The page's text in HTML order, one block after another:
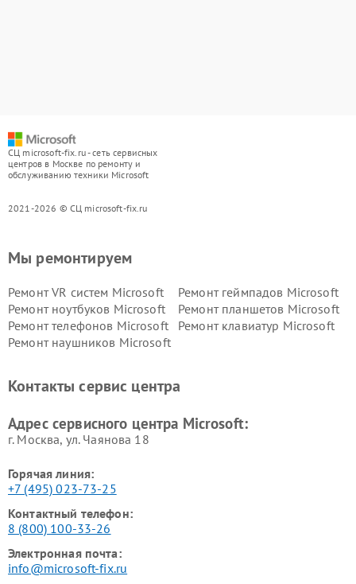
СЦ microsoft-fix.ru - сеть сервисных
центров в Москве по ремонту и
обслуживанию техники Microsoft
2021-2026 © СЦ microsoft-fix.ru
Мы ремонтируем
Ремонт VR систем Microsoft
Ремонт геймпадов Microsoft
Ремонт ноутбуков Microsoft
Ремонт планшетов Microsoft
Ремонт телефонов Microsoft
Ремонт клавиатур Microsoft
Ремонт наушников Microsoft
Контакты сервис центра
Адрес сервисного центра Microsoft:
г. Москва, ул. Чаянова 18
Горячая линия:
+7 (495) 023-73-25
Контактный телефон:
8 (800) 100-33-26
Электронная почта:
info@microsoft-fix.ru